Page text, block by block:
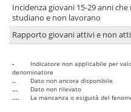
Incidenza giovani 15-29 anni che
studiano e non lavorano
Rapporto giovani attivi e non
-
Indicatore non applicabile per
denominatore
..
Dato non ancora disponibile
...
Dato non rilevato
....
La mancanza o esiguità del